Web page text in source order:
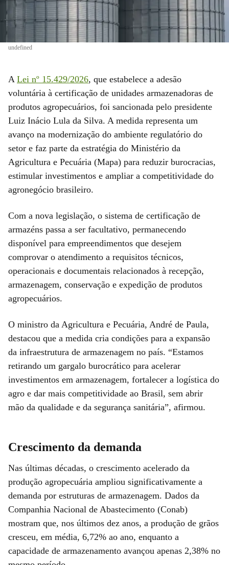
undefined
A Lei nº 15.429/2026, que estabelece a adesão
voluntária à certificação de unidades armazenadoras de
produtos agropecuários, foi sancionada pelo presidente
Luiz Inácio Lula da Silva. A medida representa um
avanço na modernização do ambiente regulatório do
setor e faz parte da estratégia do Ministério da
Agricultura e Pecuária (Mapa) para reduzir burocracias,
estimular investimentos e ampliar a competitividade do
agronegócio brasileiro.
Com a nova legislação, o sistema de certificação de
armazéns passa a ser facultativo, permanecendo
disponível para empreendimentos que desejem
comprovar o atendimento a requisitos técnicos,
operacionais e documentais relacionados à recepção,
armazenagem, conservação e expedição de produtos
agropecuários.
O ministro da Agricultura e Pecuária, André de Paula,
destacou que a medida cria condições para a expansão
da infraestrutura de armazenagem no país. “Estamos
retirando um gargalo burocrático para acelerar
investimentos em armazenagem, fortalecer a logística do
agro e dar mais competitividade ao Brasil, sem abrir
mão da qualidade e da segurança sanitária”, afirmou.
Crescimento da demanda
Nas últimas décadas, o crescimento acelerado da
produção agropecuária ampliou significativamente a
demanda por estruturas de armazenagem. Dados da
Companhia Nacional de Abastecimento (Conab)
mostram que, nos últimos dez anos, a produção de grãos
cresceu, em média, 6,72% ao ano, enquanto a
capacidade de armazenamento avançou apenas 2,38% no